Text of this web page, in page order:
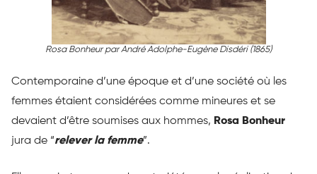
Rosa Bonheur par André Adolphe-Eugène Disdéri (1865)
Contemporaine d’une époque et d’une société où les
femmes étaient considérées comme mineures et se
devaient d’être soumises aux hommes, Rosa Bonheur
jura de “relever la femme”.